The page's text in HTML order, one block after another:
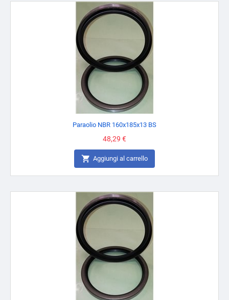
Paraolio NBR 160x185x13 BS
Prezzo
48,29 €
 Aggiungi al carrello